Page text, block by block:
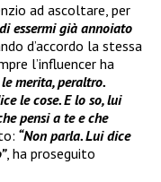
ad ascoltare, per
essermi già annoiato
d’accordo la stessa
l’influencer ha
merita, peraltro.
le cose. E lo so, lui
pensi a te e che
“Non parla. Lui dice
, ha proseguito